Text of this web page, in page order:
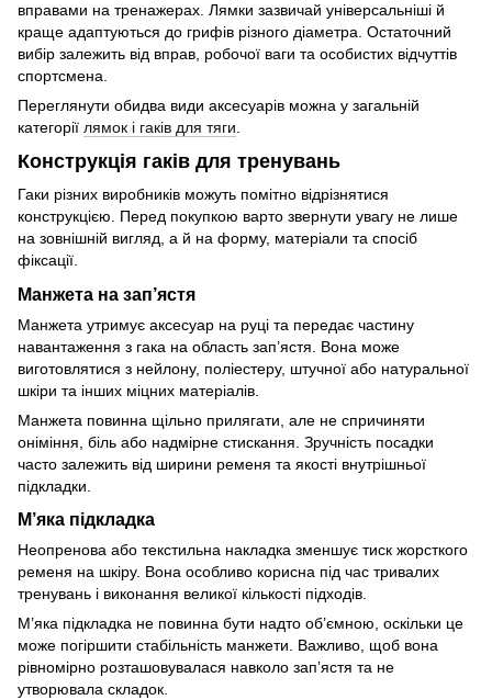
вправами на тренажерах. Лямки зазвичай універсальніші й
краще адаптуються до грифів різного діаметра. Остаточний
вибір залежить від вправ, робочої ваги та особистих відчуттів
спортсмена.
Переглянути обидва види аксесуарів можна у загальній
категорії лямок і гаків для тяги.
Конструкція гаків для тренувань
Гаки різних виробників можуть помітно відрізнятися
конструкцією. Перед покупкою варто звернути увагу не лише
на зовнішній вигляд, а й на форму, матеріали та спосіб
фіксації.
Манжета на зап’ястя
Манжета утримує аксесуар на руці та передає частину
навантаження з гака на область зап’ястя. Вона може
виготовлятися з нейлону, поліестеру, штучної або натуральної
шкіри та інших міцних матеріалів.
Манжета повинна щільно прилягати, але не спричиняти
оніміння, біль або надмірне стискання. Зручність посадки
часто залежить від ширини ременя та якості внутрішньої
підкладки.
М’яка підкладка
Неопренова або текстильна накладка зменшує тиск жорсткого
ременя на шкіру. Вона особливо корисна під час тривалих
тренувань і виконання великої кількості підходів.
М’яка підкладка не повинна бути надто об’ємною, оскільки це
може погіршити стабільність манжети. Важливо, щоб вона
рівномірно розташовувалася навколо зап’ястя та не
утворювала складок.